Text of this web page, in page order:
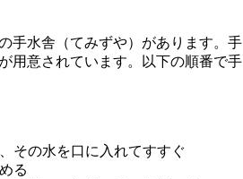
手水舎（てみずや）があります。手
用意されています。以下の順番で手
その水を口に入れてすすぐ
る